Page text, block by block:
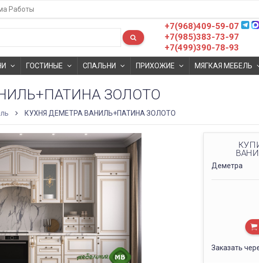
Работы
+7(968)409-59-07
+7(985)383-73-97
+7(499)390-78-93
ГОСТИНЫЕ СПАЛЬНИ ПРИХОЖИЕ МЯГКАЯ МЕБЕЛЬ
ЗОЛОТО
КУХНЯ ДЕМЕТРА ВАНИЛЬ+ПАТИНА ЗОЛОТО
Деметра
Заказать